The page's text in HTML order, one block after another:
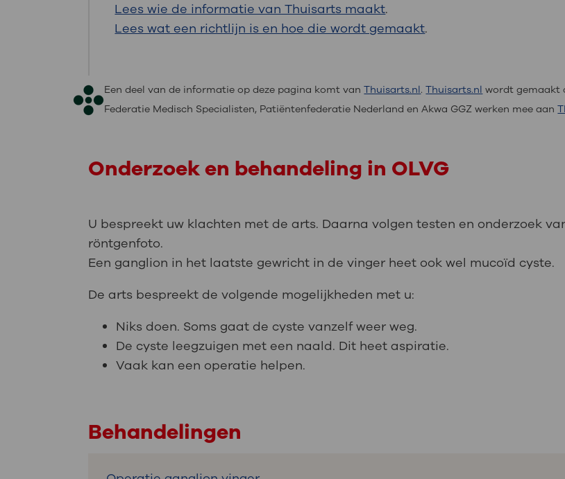
Lees wie de informatie van Thuisarts maakt.
Lees wat een richtlijn is en hoe die wordt gemaakt.
Een deel van de informatie op deze pagina komt vanThuisarts.nl.Thuisarts.nl wordt gemaakt
Federatie Medisch Specialisten, Patiëntenfederatie Nederland en Akwa GGZ werken mee aan
Onderzoek en behandeling in OLVG
U bespreekt uw klachten met de arts. Daarna volgen testen en onderzoek
röntgenfoto.
Een ganglion in het laatste gewricht in de vinger heet ook wel mucoïd cyste.
De arts bespreekt de volgende mogelijkheden met u:
Niks doen. Soms gaat de cyste vanzelf weer weg.
De cyste leegzuigen met een naald. Dit heet aspiratie.
Vaak kan een operatie helpen.
Behandelingen